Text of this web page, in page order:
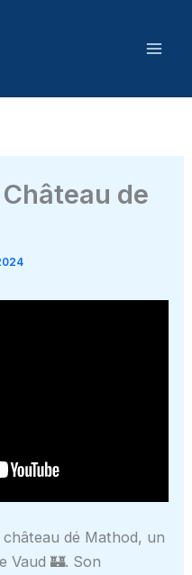
de
château dé Mathod, un
Vaud 🏰. Son